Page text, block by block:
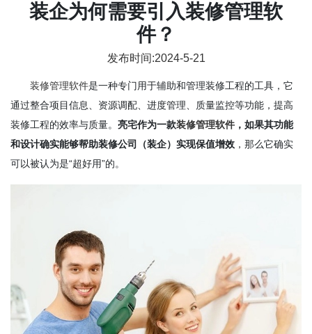
装企为何需要引入装修管理软
件？
发布时间:2024-5-21
装修管理软件是一种专门用于辅助和管理装修工程的工具，它
通过整合项目信息、资源调配、进度管理、质量监控等功能，提高
装修工程的效率与质量。 亮宅作为一款装修管理软件 ，如果其功能
和设计确实能够帮助装修公司（装企）实现保值增效 ，那么它确实
可以被认为是“超好用”的。